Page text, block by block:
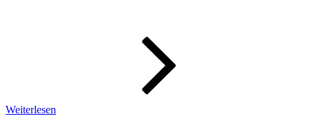
Weiterlesen